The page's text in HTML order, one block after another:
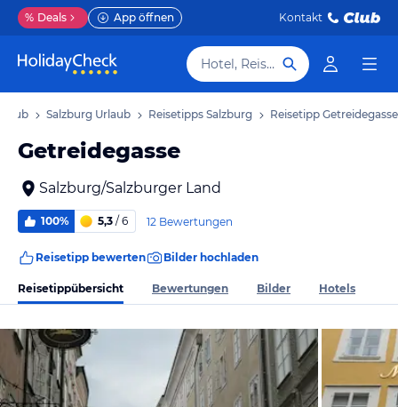
% Deals App öffnen Kontakt
Hotel, Reiseziel
Salzburg Urlaub Reisetipps Salzburg Reisetipp Getreidegasse
Getreidegasse
Salzburg/Salzburger Land
100% 5,3 / 6 12 Bewertungen
Reisetipp bewerten Bilder hochladen
Reisetippübersicht Bewertungen Bilder Hotels